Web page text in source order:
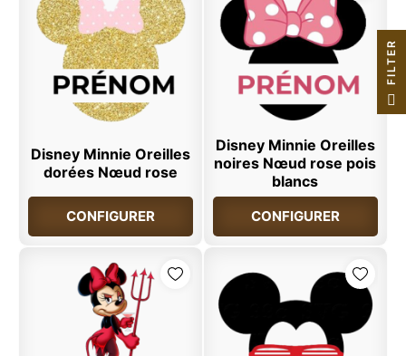
Disney Minnie Oreilles
dorées Nœud rose
CONFIGURER
Disney Minnie Oreilles
noires Nœud rose pois
blancs
CONFIGURER
R